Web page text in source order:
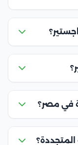
في مصر؟